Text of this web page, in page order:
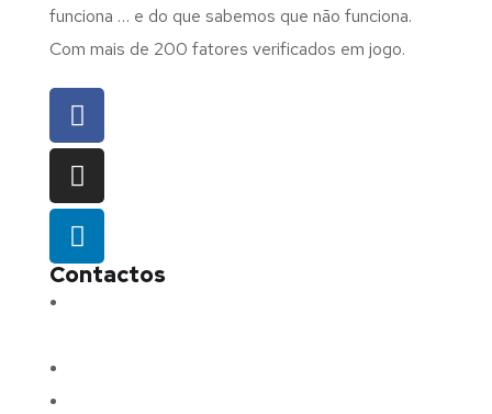
funciona … e do que sabemos que não funciona.
Com mais de 200 fatores verificados em jogo.
Contactos